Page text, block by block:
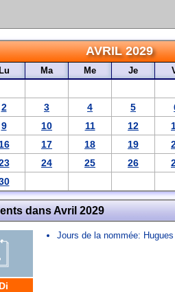
AVRIL 2029
Lu Ma Me Je
2 3 4 5
9 10 11 12
16 17 18 19
24 25 26
dans Avril 2029
Jours de la nommée: Hugues